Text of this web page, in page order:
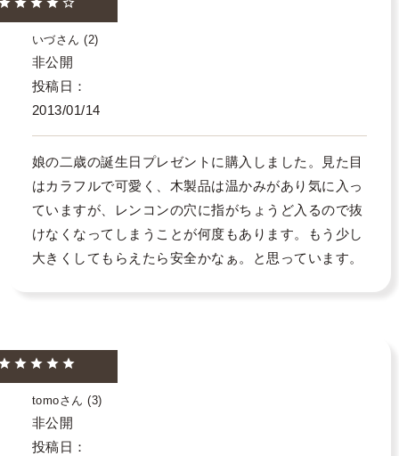
いづ 2
非公開
投稿日
2013/01/14
娘の二歳の誕生日プレゼントに購入しました。見た目
はカラフルで可愛く、木製品は温かみがあり気に入っ
ていますが、レンコンの穴に指がちょうど入るので抜
けなくなってしまうことが何度もあります。もう少し
tomo 3
非公開
投稿日